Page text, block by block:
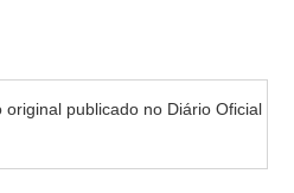
original publicado no Diário Oficial